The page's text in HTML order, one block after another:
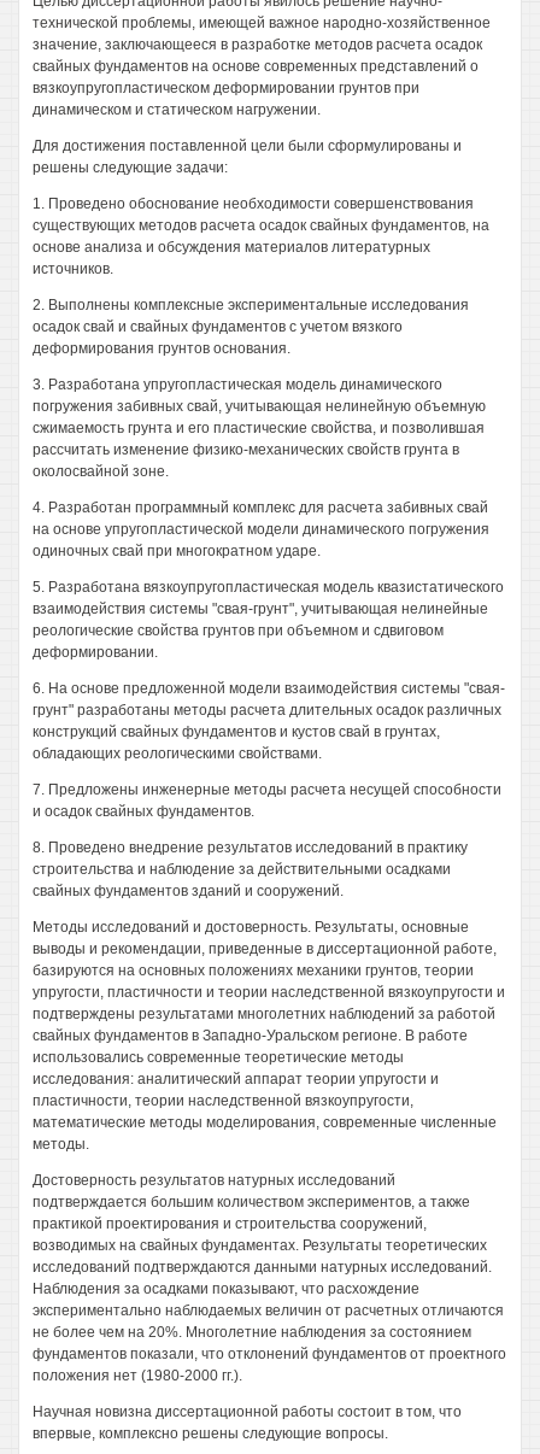
технической проблемы, имеющей важное народно-хозяйственное
значение, заключающееся в разработке методов расчета осадок
свайных фундаментов на основе современных представлений о
вязкоупругопластическом деформировании грунтов при
динамическом и статическом нагружении.
Для достижения поставленной цели были сформулированы и
решены следующие задачи:
1. Проведено обоснование необходимости совершенствования
существующих методов расчета осадок свайных фундаментов, на
основе анализа и обсуждения материалов литературных
источников.
2. Выполнены комплексные экспериментальные исследования
осадок свай и свайных фундаментов с учетом вязкого
деформирования грунтов основания.
3. Разработана упругопластическая модель динамического
погружения забивных свай, учитывающая нелинейную объемную
сжимаемость грунта и его пластические свойства, и позволившая
рассчитать изменение физико-механических свойств грунта в
околосвайной зоне.
4. Разработан программный комплекс для расчета забивных свай
на основе упругопластической модели динамического погружения
одиночных свай при многократном ударе.
5. Разработана вязкоупругопластическая модель квазистатического
взаимодействия системы "свая-грунт", учитывающая нелинейные
реологические свойства грунтов при объемном и сдвиговом
деформировании.
6. На основе предложенной модели взаимодействия системы "свая-
грунт" разработаны методы расчета длительных осадок различных
конструкций свайных фундаментов и кустов свай в грунтах,
обладающих реологическими свойствами.
7. Предложены инженерные методы расчета несущей способности
и осадок свайных фундаментов.
8. Проведено внедрение результатов исследований в практику
строительства и наблюдение за действительными осадками
свайных фундаментов зданий и сооружений.
Методы исследований и достоверность. Результаты, основные
выводы и рекомендации, приведенные в диссертационной работе,
базируются на основных положениях механики грунтов, теории
упругости, пластичности и теории наследственной вязкоупругости и
подтверждены результатами многолетних наблюдений за работой
свайных фундаментов в Западно-Уральском регионе. В работе
использовались современные теоретические методы
исследования: аналитический аппарат теории упругости и
пластичности, теории наследственной вязкоупругости,
математические методы моделирования, современные численные
методы.
Достоверность результатов натурных исследований
подтверждается большим количеством экспериментов, а также
практикой проектирования и строительства сооружений,
возводимых на свайных фундаментах. Результаты теоретических
исследований подтверждаются данными натурных исследований.
Наблюдения за осадками показывают, что расхождение
экспериментально наблюдаемых величин от расчетных отличаются
не более чем на 20%. Многолетние наблюдения за состоянием
фундаментов показали, что отклонений фундаментов от проектного
положения нет (1980-2000 гг.).
Научная новизна диссертационной работы состоит в том, что
впервые, комплексно решены следующие вопросы.